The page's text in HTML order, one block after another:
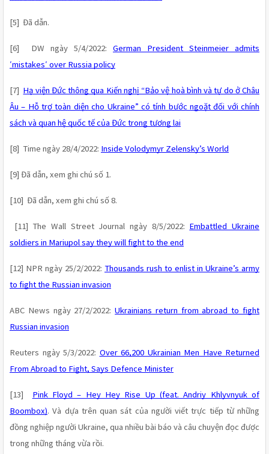
[5]  Đã dẫn.
[6]  DW ngày 5/4/2022: German President Steinmeier admits
′mistakes′ over Russia policy
[7] Hạ viện Đức thông qua Kiến nghị “Bảo vệ hoà bình và tự do ở Châu
Âu – Hỗ trợ toàn diện cho Ukraine” có tính bước ngoặt đối với chính
sách và quan hệ quốc tế của Đức trong tương lai
[8]  Time ngày 28/4/2022: Inside Volodymyr Zelensky’s World
[9] Đã dẫn, xem ghi chú số 1.
[10]  Đã dẫn, xem ghi chú số 8.
[11] The Wall Street Journal ngày 8/5/2022: Embattled Ukraine
soldiers in Mariupol say they will fight to the end
[12] NPR ngày 25/2/2022: Thousands rush to enlist in Ukraine’s army
to fight the Russian invasion
ABC News ngày 27/2/2022: Ukrainians return from abroad to fight
Russian invasion
Reuters ngày 5/3/2022: Over 66,200 Ukrainian Men Have Returned
From Abroad to Fight, Says Defence Minister
[13] Pink Floyd – Hey Hey Rise Up (feat. Andriy Khlyvnyuk of
Boombox). Và dựa trên quan sát của người viết trực tiếp từ những
đồng nghiệp người Ukraine, qua nhiều bài báo và câu chuyện đọc được
trong những tháng vừa rồi.